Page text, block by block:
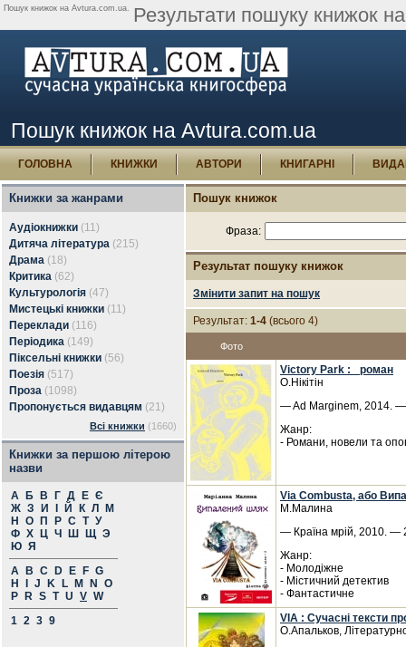
Пошук книжок на Avtura.com.ua. Результати пошуку книжок
Пошук книжок на Avtura.com.ua
ГОЛОВНА КНИЖКИ АВТОРИ КНИГАРНІ
Книжки за жанрами
Аудіокнижки (11)
Дитяча література (215)
Драма (18)
Критика (62)
Культурологія (47)
Мистецькі книжки (11)
Переклади (116)
Періодика (149)
Піксельні книжки (56)
Поезія (517)
Проза (1098)
Пропонується видавцям (21)
Всі книжки (1660)
Книжки за першою літерою
назви
А Б В Г Д Е Є
Ж З И Й К Л
М
Н
О П Р С Т У
Ф Х Ц Ч Ш Щ Э
Ю Я
A
B C D E F G
H
J K L M N
O
P
R S T U V W
1 2 3 9
Пошук книжок
Фраза:
Результат пошуку книжок
Змінити запит на пошук
Результат: 1-4 (всього 4)
Фото
Victory Park : _роман
О.Нікітін
— Ad Marginem, 2014.
Жанр:
- Романи, новели та
Via Combusta, або
М.Малина
— Країна мрій, 2010. —
Жанр:
- Молодіжне
- Містичний детектив
- Фантастичне
VIA : Сучасні тексти
О.Апальков,